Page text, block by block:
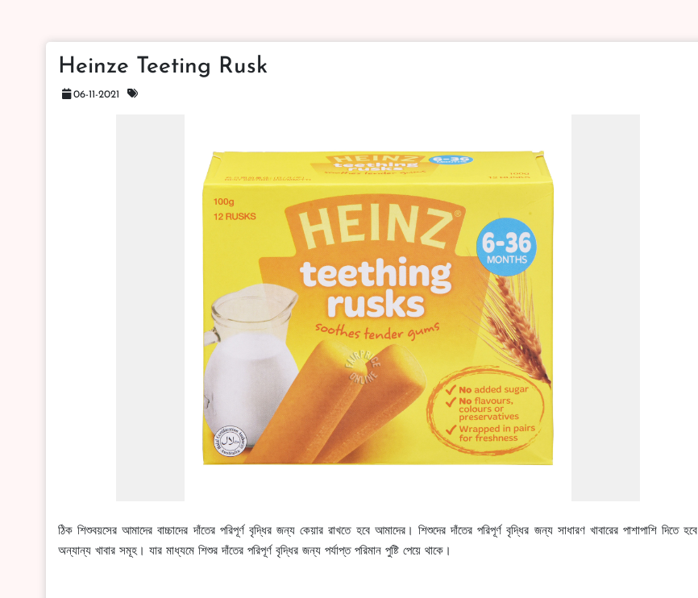
Heinze Teeting Rusk
06-11-2021
ঠিক শিশুবয়সের আমাদের বাচ্চাদের দাঁতের পরিপূর্ণ বৃদ্ধির জন্য কেয়ার রাখতে হবে আমাদের। শিশুদের দাঁতের পরিপূর্ণ বৃদ্ধির জন্য সাধারণ খাবারের পাশাপাশি দিতে হবে
অন্যান্য খাবার সমূহ। যার মাধ্যমে শিশুর দাঁতের পরিপূর্ণ বৃদ্ধির জন্য পর্যাপ্ত পরিমান পুষ্টি পেয়ে থাকে।